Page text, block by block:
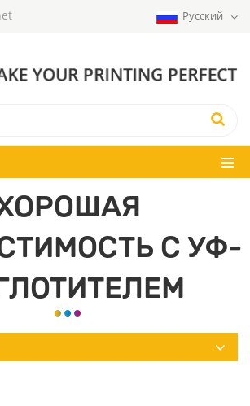
Русский
С УФ-